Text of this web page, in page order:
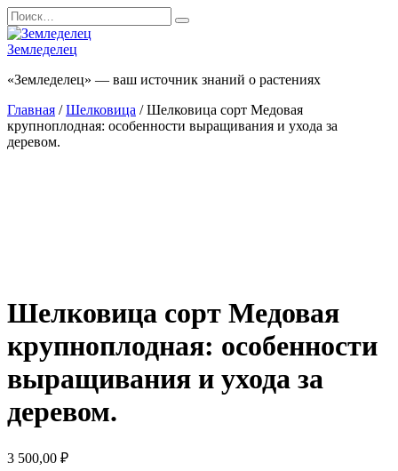
Перейти
к
содержанию
Search
for:
Земледелец
«Земледелец» — ваш источник знаний о растениях
Главная /Шелковица / Шелковица сорт Медовая
крупноплодная: особенности выращивания и ухода за
деревом.
Шелковица сорт Медовая
крупноплодная: особенности
выращивания и ухода за
деревом.
3 500,00 ₽